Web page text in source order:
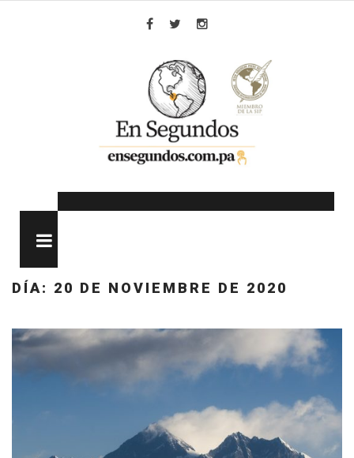
DÍA: 20 DE NOVIEMBRE DE 2020